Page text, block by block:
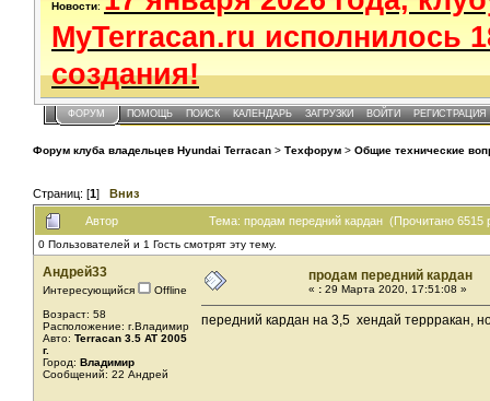
Новости:
MyTerracan.ru исполнилось
создания!
ФОРУМ ПОМОЩЬ ПОИСК КАЛЕНДАРЬ ЗАГРУЗКИ ВОЙТИ РЕГИСТРАЦИЯ
Форум клуба владельцев Hyundai Terracan > Техфорум > Общие технические
Страниц: [1] Вниз
Автор Тема: продам передний кардан (Прочитано 6515
0 Пользователей и 1 Гость смотрят эту тему.
Андрей33
Интересующийся
Offline
Возраст: 58
Расположение: г.Владимир
Авто: Terracan 3.5 AT 2005
г.
Город: Владимир
Сообщений: 22 Андрей
продам передний кардан
« : 29 Марта 2020, 17:51:08 »
передний кардан на 3,5 хендай террракан,